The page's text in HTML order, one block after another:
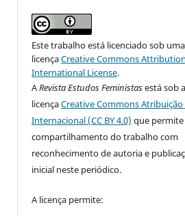
Este trabalho está licenciado sob uma
licençaCreative Commons
International License.
ARevista Estudos Feministasestá sob a
licençaCreative Commons Atribuição
Internacional (CC BY 4.0) que
compartilhamento do trabalho com
reconhecimento de autoria e
inicial neste periódico.
A licença permite: